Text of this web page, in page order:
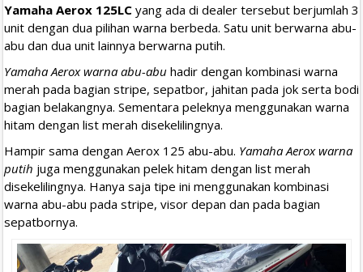
Yamaha Aerox 125LC yang ada di dealer tersebut berjumlah 3
unit dengan dua pilihan warna berbeda. Satu unit berwarna abu-
abu dan dua unit lainnya berwarna putih.
Yamaha Aerox warna abu-abu hadir dengan kombinasi warna
merah pada bagian stripe, sepatbor, jahitan pada jok serta bodi
bagian belakangnya. Sementara peleknya menggunakan warna
hitam dengan list merah disekelilingnya.
Hampir sama dengan Aerox 125 abu-abu. Yamaha Aerox warna
putih juga menggunakan pelek hitam dengan list merah
disekelilingnya. Hanya saja tipe ini menggunakan kombinasi
warna abu-abu pada stripe, visor depan dan pada bagian
sepatbornya.